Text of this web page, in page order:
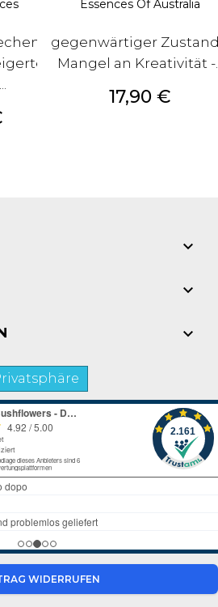
vor
Essences Of Australia
gegenwärtiger
Mangel an Kreativität -
Preis
17,90 €



WIDERRUFEN